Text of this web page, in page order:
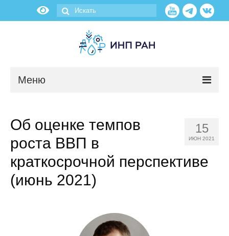
Меню
Научные подразделения
Сотрудники
15
ИЮН 2021
Об оценке темпов
роста ВВП в
краткосрочной перспективе
(июнь 2021)